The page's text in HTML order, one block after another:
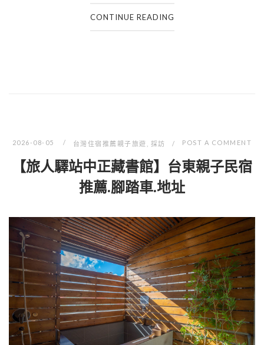
CONTINUE READING
2026-08-05 台灣住宿推薦親子旅遊 採訪 POST A COMMENT
【旅人驛站中正藏書館】台東親子民宿
推薦.腳踏車.地址